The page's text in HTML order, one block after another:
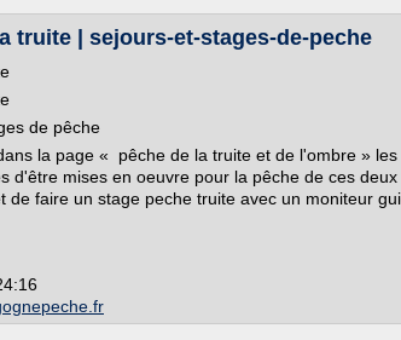
truite | sejours-et-stages-de-peche
de pêche
la page « pêche de la truite et de l'ombre »
d'être mises en oeuvre pour la pêche de ces
de faire un stage peche truite avec un moniteur